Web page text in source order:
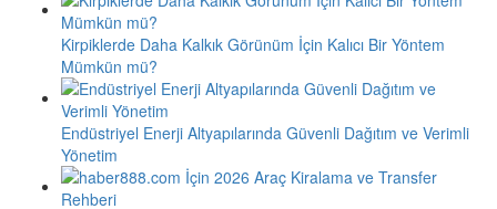
Kirpiklerde Daha Kalkık Görünüm İçin Kalıcı Bir Yöntem
Mümkün mü?
Endüstriyel Enerji Altyapılarında Güvenli Dağıtım ve Verimli
Yönetim